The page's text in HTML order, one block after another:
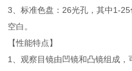
3、标准色盘：26光孔，其中1-
空白。
【性能特点】
1、观察目镜由凹镜和凸镜组成